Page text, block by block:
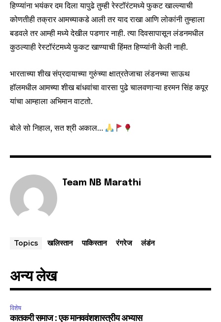
हिप्प्यांना भयंकर दम दिला यापुढे तुम्ही रेस्टॉरंटमध्ये फुकट खाल्ल्याची
कोणतीही तक्रार आमच्याकडे आली तर याद राखा आणि लोकांनी तुम्हाला
बडवले तर आम्ही मध्ये देखील पडणार नाही. त्या दिवसापासून लंडनमधील
कुठल्याही रेस्टॉरंटमध्ये फुकट खाण्याची हिंमत हिप्प्यांनी केली नाही.
भारताच्या शीख संप्रदायाच्या गुरुंच्या क्षात्रतेजाचा लंडनच्या साऊथ
हॉलमधील आमच्या शीख बांधवांचा वारसा पुढे चालवणाऱ्या हरमन सिंह कपूर
यांचा आम्हाला अभिमान वाटतो.
बोले सो निहाल, सत श्री अकाल…
Team NB Marathi
Topics खलिस्तान पाकिस्तान रंगरेज लंडंन
अन्य लेख
विशेष
कातकरी समाज : एक मानववंशशास्त्रीय अभ्यास